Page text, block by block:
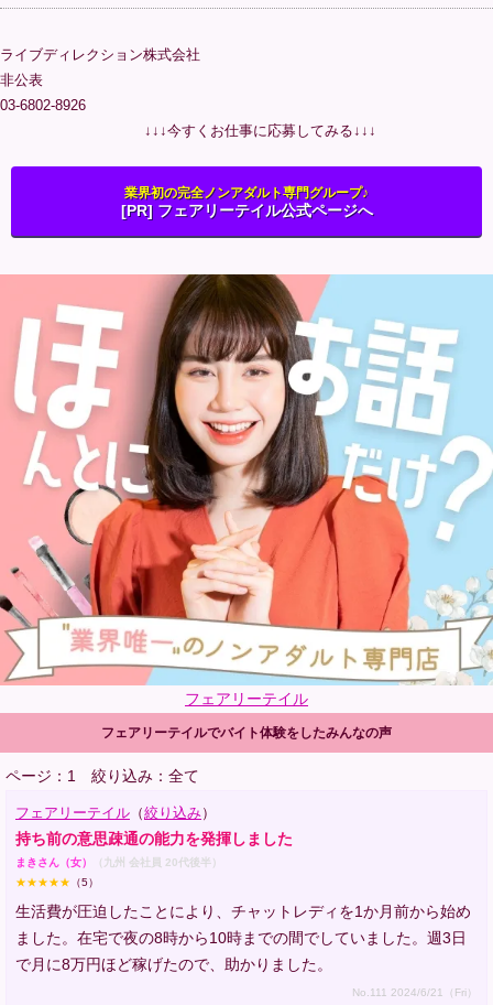
ライブディレクション株式会社
非公表
03-6802-8926
↓↓↓今すくお仕事に応募してみる↓↓↓
業界初の完全ノンアダルト専門グループ♪
[PR] フェアリーテイル公式ページへ
フェアリーテイル
フェアリーテイルでバイト体験をしたみんなの声
ページ：1 絞り込み：全て
フェアリーテイル （絞り込み）
持ち前の意思疎通の能力を発揮しました
まきさん（女）
（九州 会社員 20代後半）
★★★★★ （5）
生活費が圧迫したことにより、チャットレディを1か月前から始め
ました。在宅で夜の8時から10時までの間でしていました。週3日
で月に8万円ほど稼げたので、助かりました。
No.111 2024/6/21（Fri）